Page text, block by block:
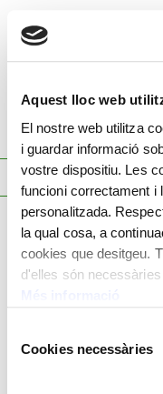
Aquest lloc web
El nostre web utilitza
i guardar informació
vostre dispositiu. Les
funcioni correctament i
personalitzada.
la qual cosa, a
cookies que desitgeu.
d'elles són
deCookies necessàries
Menú
STYLE-BASE